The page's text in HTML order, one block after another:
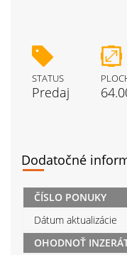
STATUS
Predaj
Dodatočné
ČÍSLO PONUKY
Dátum aktualizácie
OHODNOŤ